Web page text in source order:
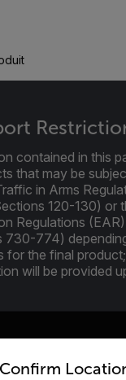
contained in this
that may be
in Arms
120-130) or
Regulations (EAR)
730-774)
for the final
will be provided
Confirm
country and